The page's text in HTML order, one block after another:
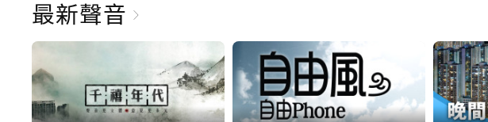
最新聲音